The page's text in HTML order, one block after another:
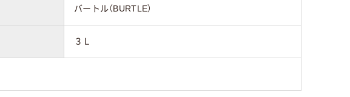
バートル（BURTLE）
３Ｌ